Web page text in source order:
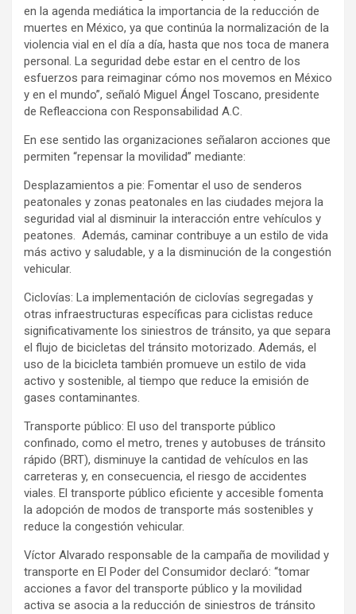
en la agenda mediática la importancia de la reducción de
muertes en México, ya que continúa la normalización de la
violencia vial en el día a día, hasta que nos toca de manera
personal. La seguridad debe estar en el centro de los
esfuerzos para reimaginar cómo nos movemos en México
y en el mundo”, señaló Miguel Ángel Toscano, presidente
de Refleacciona con Responsabilidad A.C.
En ese sentido las organizaciones señalaron acciones que
permiten “repensar la movilidad” mediante:
Desplazamientos a pie: Fomentar el uso de senderos
peatonales y zonas peatonales en las ciudades mejora la
seguridad vial al disminuir la interacción entre vehículos y
peatones. Además, caminar contribuye a un estilo de vida
más activo y saludable, y a la disminución de la congestión
vehicular.
Ciclovías: La implementación de ciclovías segregadas y
otras infraestructuras específicas para ciclistas reduce
significativamente los siniestros de tránsito, ya que separa
el flujo de bicicletas del tránsito motorizado. Además, el
uso de la bicicleta también promueve un estilo de vida
activo y sostenible, al tiempo que reduce la emisión de
gases contaminantes.
Transporte público: El uso del transporte público
confinado, como el metro, trenes y autobuses de tránsito
rápido (BRT), disminuye la cantidad de vehículos en las
carreteras y, en consecuencia, el riesgo de accidentes
viales. El transporte público eficiente y accesible fomenta
la adopción de modos de transporte más sostenibles y
reduce la congestión vehicular.
Víctor Alvarado responsable de la campaña de movilidad y
transporte en El Poder del Consumidor declaró: “tomar
acciones a favor del transporte público y la movilidad
activa se asocia a la reducción de siniestros de tránsito